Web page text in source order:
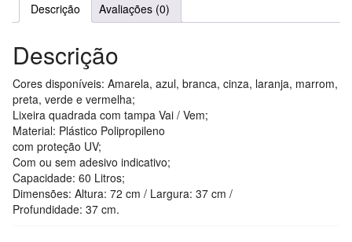
Descrição Avaliações (0)
Descrição
Cores disponíveis: Amarela, azul, branca, cinza, laranja, marrom,
preta, verde e vermelha;
Lixeira quadrada com tampa Vai / Vem;
Material: Plástico Polipropileno
com proteção UV;
Com ou sem adesivo indicativo;
Capacidade: 60 Litros;
Dimensões: Altura: 72 cm / Largura: 37 cm /
Profundidade: 37 cm.